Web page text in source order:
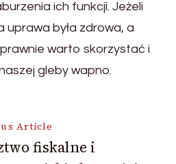
ich funkcji. Jeżeli
uprawa była zdrowa, a
warto skorzystać i
gleby wapno.
Article
fiskalne i